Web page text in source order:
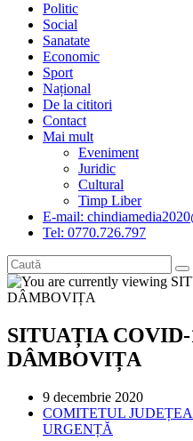
Politic
Social
Sanatate
Economic
Sport
Național
De la cititori
Contact
Mai mult
Eveniment
Juridic
Cultural
Timp Liber
E-mail:
Tel: 0770.726.797
SITUAȚIA
DÂMBOVIȚA
Post
published:
9 decembrie 2020
Post
category:
COMITETUL
URGENȚĂ